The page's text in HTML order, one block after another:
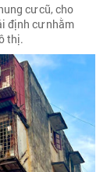
cư cũ, cho
định cư nhằm
thị.